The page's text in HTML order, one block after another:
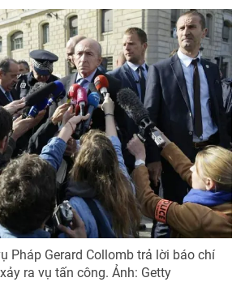
tương lai
Pháp Gerard Collomb trả lời báo chí
ra vụ tấn công. Ảnh: Getty